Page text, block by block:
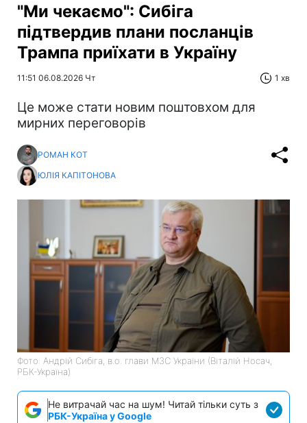
"Ми чекаємо": Сибіга
підтвердив плани посланців
Трампа приїхати в Україну
11:51 06.08.2026 Чт 1 хв
Це може стати новим поштовхом для
мирних переговорів
РОМАН КОТ
ЮЛІЯ КАПІТОНОВА
Фото: Андрій Сибіга, в.о. глави МЗС України (Віталій Носач,
РБК-Україна)
Не витрачай час на шум! Читай тільки суть з
РБК-Україна у Google